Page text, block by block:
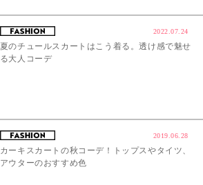
2022.07.24
夏のチュールスカートはこう着る。透け感で魅せ
る大人コーデ
2019.06.28
カーキスカートの秋コーデ！トップスやタイツ、
アウターのおすすめ色